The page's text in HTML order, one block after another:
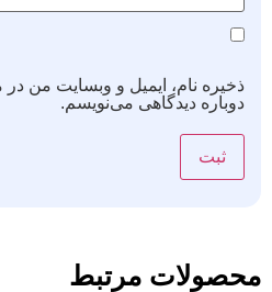
ذخیره نام، ایمیل و وبسایت من
دوباره دیدگاهی می‌نویسم.
محصولات مرتبط